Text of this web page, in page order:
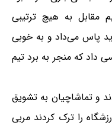
مقابل به هیچ ترتیبی
پاس می‌داد و به خوبی
داد که منجر به برد تیم
و تماشاچیان به تشویق
را ترک کردند مربی